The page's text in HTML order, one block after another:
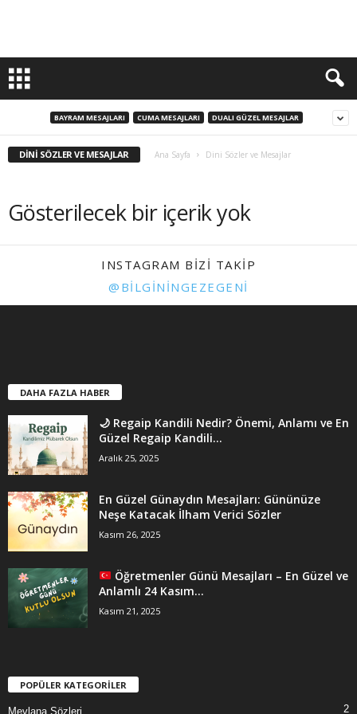
BAYRAM MESAJLARI CUMA MESAJLARI DUALI GÜZEL MESAJLAR
DINI SÖZLER VE MESAJLAR Ana Sayfa Dini Sözler ve Mesajlar
Gösterilecek bir içerik yok
INSTAGRAM BIZI TAKIP
@BILGININGEZEGENI
DAHA FAZLA HABER
🌙 Regaip Kandili Nedir? Önemi, Anlamı ve En
Güzel Regaip Kandili...
Aralık 25, 2025
En Güzel Günaydın Mesajları: Gününüze
Neşe Katacak İlham Verici Sözler
Kasım 26, 2025
Öğretmenler Günü Mesajları – En Güzel ve
Anlamlı 24 Kasım...
Kasım 21, 2025
POPÜLER KATEGORİLER
Mevlana Sözleri 2